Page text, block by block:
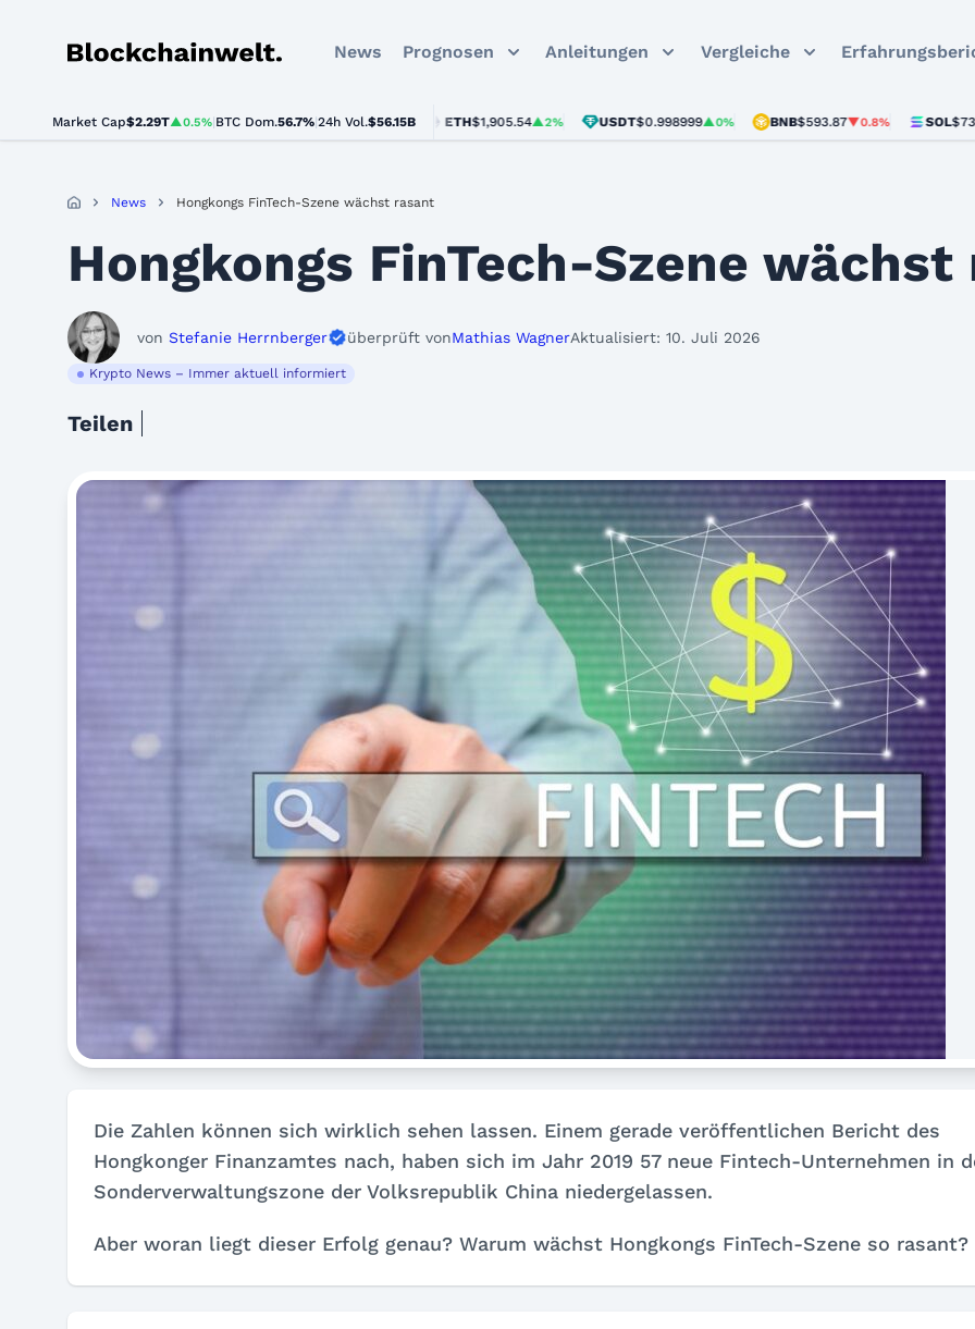
Blockchainwelt News Prognosen Anleitungen Vergleiche
Market Cap$2.29T▲0.5% BTC Dom.56.7% 24h Vol.$56.15B
BTC$64,610.00▲0.9% ETH $1,905.54▲2% USDT$0.998999▲0% BNB$593.87▼0.8% SOL $73.23
News Hongkongs FinTech-Szene wächst rasant
Hongkongs FinTech-Szene
von Stefanie Herrnberger überprüft vonMathias WagnerAktualisiert: 10. Juli 2026
Krypto News – Immer aktuell informiert
Teilen
Die Zahlen können sich wirklich sehen lassen. Einem gerade veröffentlichen Bericht des
Hongkonger Finanzamtes nach, haben sich im Jahr 2019 57 neue Fintech-Unternehmen in
Sonderverwaltungszone der Volksrepublik China niedergelassen.
Aber woran liegt dieser Erfolg genau? Warum wächst Hongkongs FinTech-Szene so rasant?